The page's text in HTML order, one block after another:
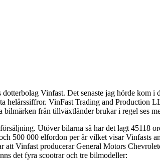
Vinfast. Det senaste jag hörde
helårssiffror. VinFast Trading and
från tillväxtländer brukar i regel ses
Utöver bilarna så har det lagt 45118
500 000 elfordon per år vilket visar Vinfasts
Vinfast producerar General Motors
det fyra scootrar och tre bilmodeller: